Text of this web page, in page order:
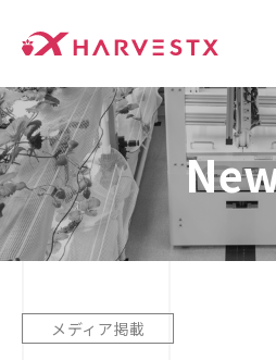
メディア掲載